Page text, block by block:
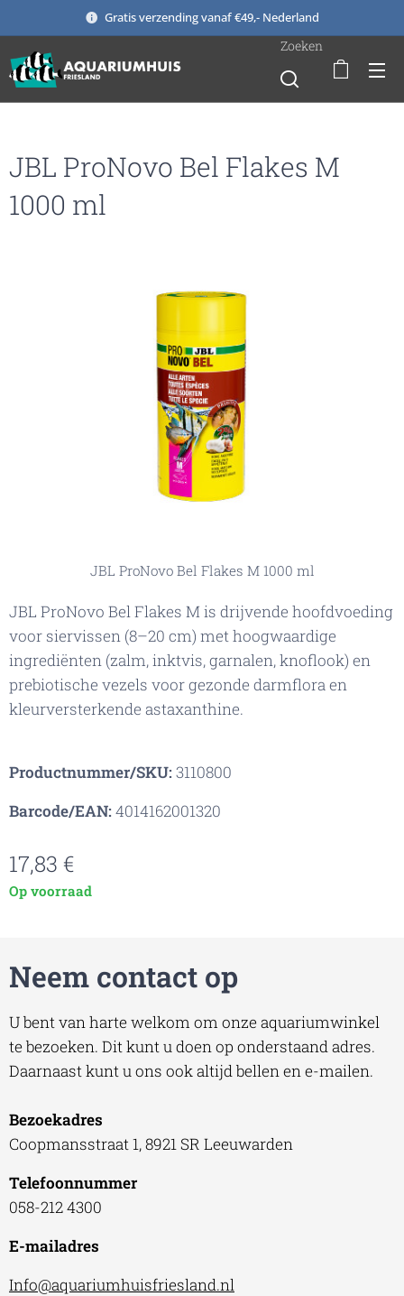
Gratis verzending vanaf €49,- Nederland
Zoeken
JBL ProNovo Bel Flakes M
1000 ml
JBL ProNovo Bel Flakes M 1000 ml
JBL ProNovo Bel Flakes M is drijvende hoofdvoeding
voor siervissen (8–20 cm) met hoogwaardige
ingrediënten (zalm, inktvis, garnalen, knoflook) en
prebiotische vezels voor gezonde darmflora en
kleurversterkende astaxanthine.
Productnummer/SKU:3110800
Barcode/EAN:4014162001320
17,83 €
Op voorraad
Neem contact op
U bent van harte welkom om onze aquariumwinkel
te bezoeken. Dit kunt u doen op onderstaand adres.
Daarnaast kunt u ons ook altijd bellen en e-mailen.
Bezoekadres
Coopmansstraat 1, 8921 SR Leeuwarden
Telefoonnummer
058-212 4300
E-mailadres
Info@aquariumhuisfriesland.nl